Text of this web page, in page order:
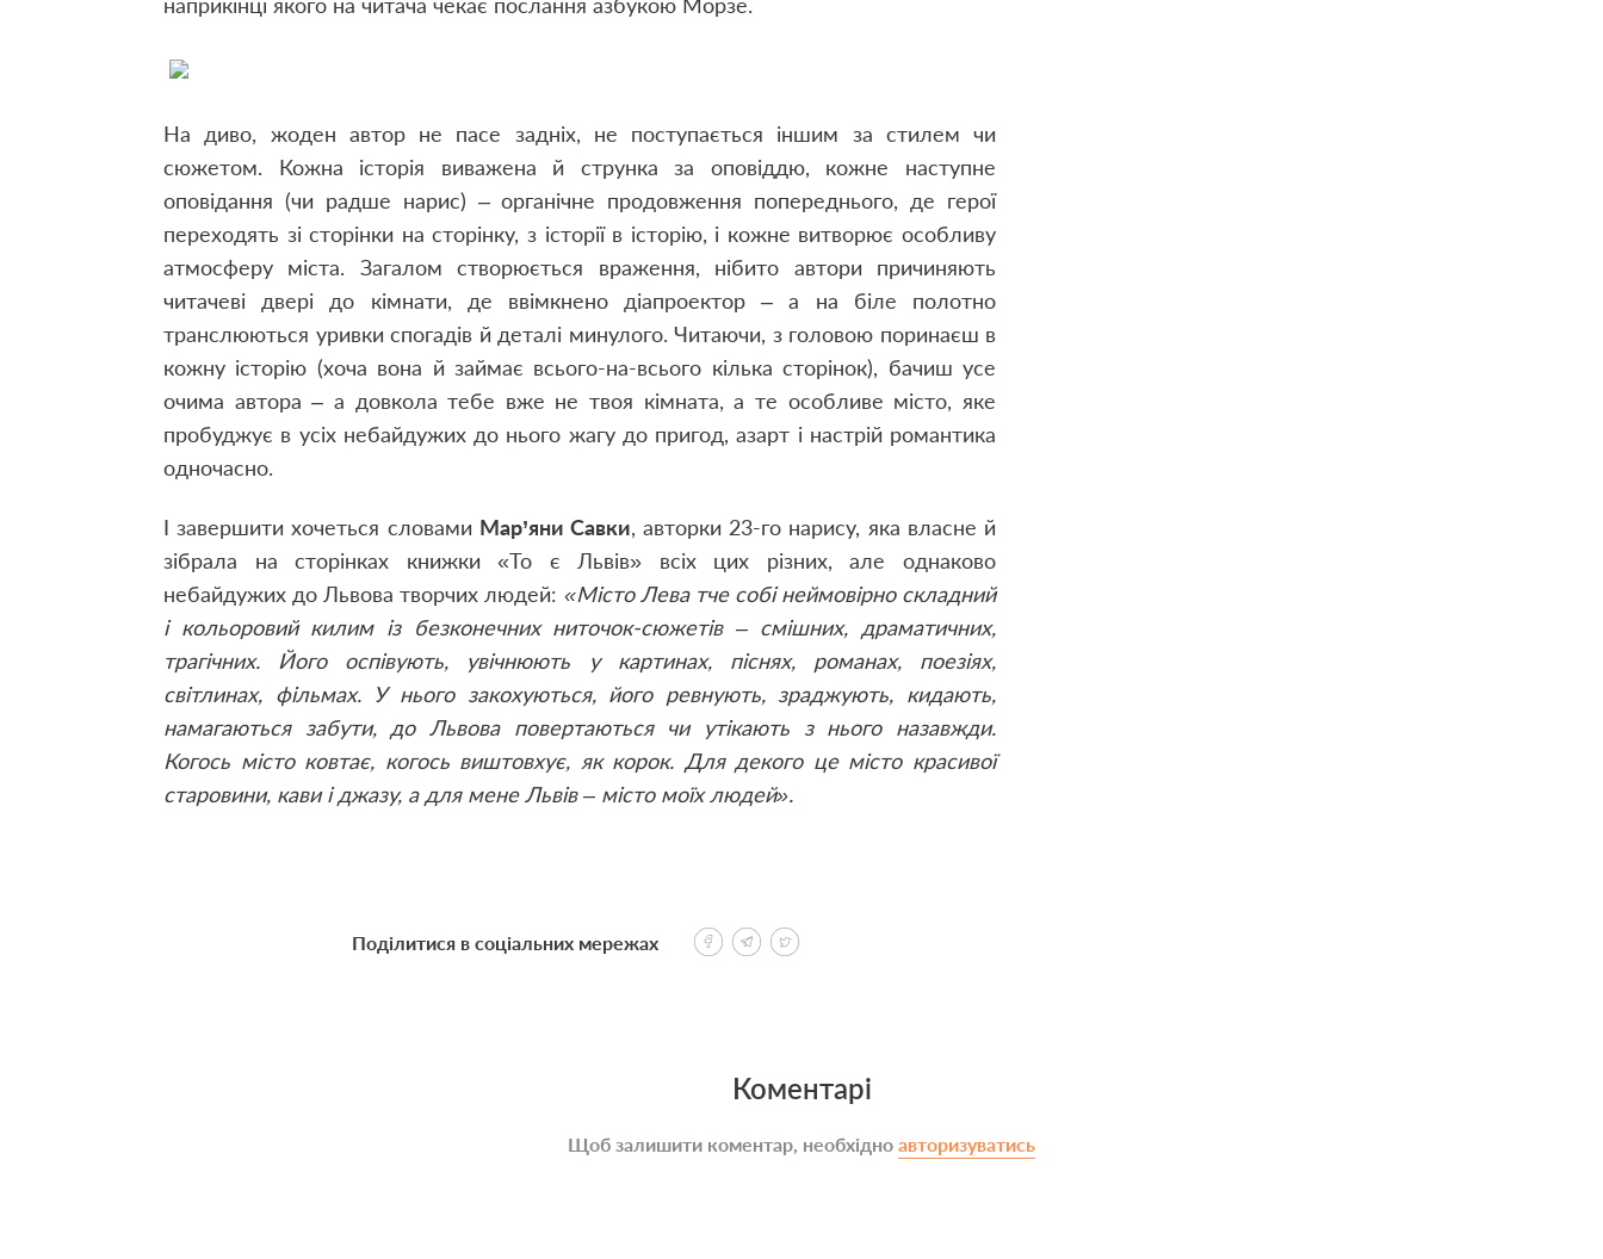
На диво, жоден автор не пасе задніх, не поступається іншим за стилем чи
сюжетом. Кожна історія виважена й струнка за оповіддю, кожне наступне
оповідання (чи радше нарис) – органічне продовження попереднього, де герої
переходять зі сторінки на сторінку, з історії в історію, і кожне витворює особливу
атмосферу міста. Загалом створюється враження, нібито автори причиняють
читачеві двері до кімнати, де ввімкнено діапроектор – а на біле полотно
транслюються уривки спогадів й деталі минулого. Читаючи, з головою поринаєш в
кожну історію (хоча вона й займає всього-на-всього кілька сторінок), бачиш усе
очима автора – а довкола тебе вже не твоя кімната, а те особливе місто, яке
пробуджує в усіх небайдужих до нього жагу до пригод, азарт і настрій романтика
одночасно.
І завершити хочеться словами Мар’яни Савки, авторки 23-го нарису, яка власне й
зібрала на сторінках книжки «То є Львів» всіх цих різних, але однаково
небайдужих до Львова творчих людей: «Місто Лева тче собі неймовірно складний
і кольоровий килим із безконечних ниточок-сюжетів – смішних, драматичних,
трагічних. Його оспівують, увічнюють у картинах, піснях, романах, поезіях,
світлинах, фільмах. У нього закохуються, його ревнують, зраджують, кидають,
намагаються забути, до Львова повертаються чи утікають з нього назавжди.
Когось місто ковтає, когось виштовхує, як корок. Для декого це місто красивої
старовини, кави і джазу, а для мене Львів – місто моїх людей».
Поділитися в соціальних мережах
Коментарі
Щоб залишити коментар, необхідно авторизуватись